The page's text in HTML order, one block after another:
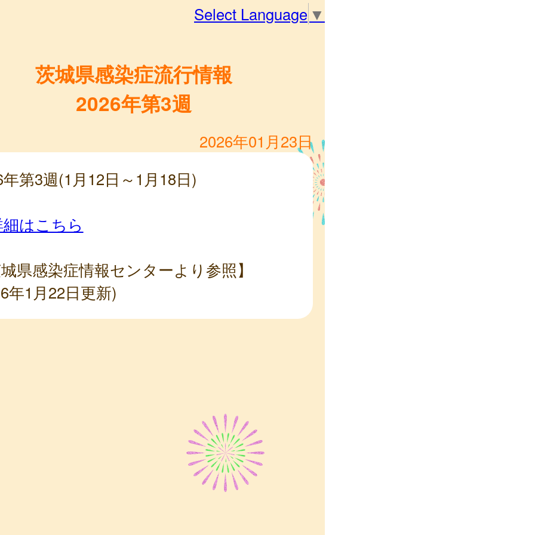
Select Language ▼
茨城県感染症流行情報
2026年第3週
2026年01月23日
第3週(1月12日～1月18日)
はこちら
県感染症情報センターより参照】
年1月22日更新)